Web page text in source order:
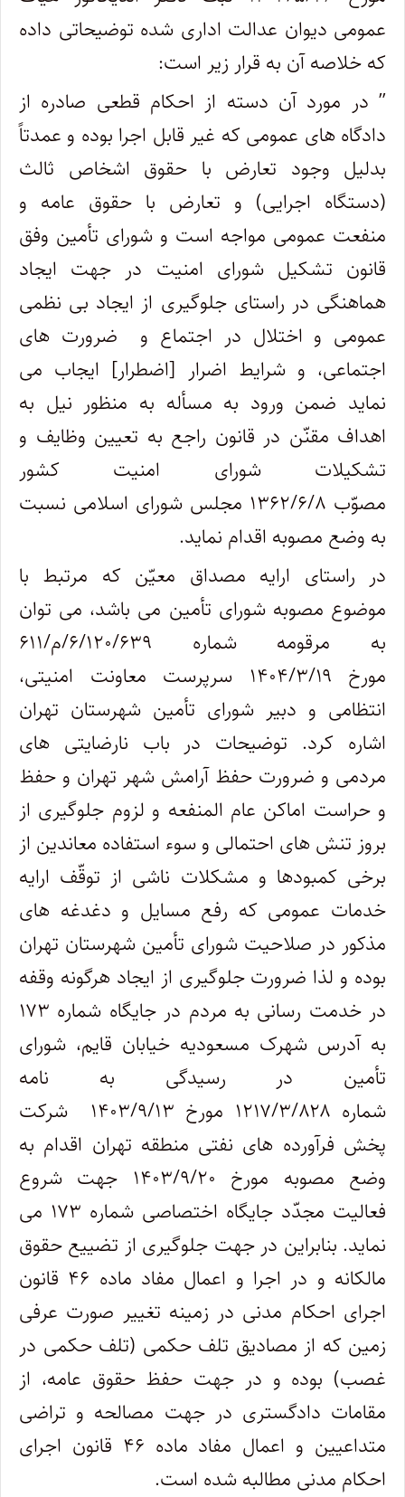
عمومی دیوان عدالت اداری شده توضیحاتی داده
که خلاصه آن به قرار زیر است:
” در مورد آن دسته از احکام قطعی صادره از
دادگاه های عمومی که غیر قابل اجرا بوده و عمدتاً
بدلیل وجود تعارض با حقوق اشخاص ثالث
(دستگاه اجرایی) و تعارض با حقوق عامه و
منفعت عمومی مواجه است و شورای تأمین وفق
قانون تشکیل شورای امنیت در جهت ایجاد
هماهنگی در راستای جلوگیری از ایجاد بی نظمی
عمومی و اختلال در اجتماع و ضرورت های
اجتماعی، و شرایط اضرار [اضطرار] ایجاب می
نماید ضمن ورود به مسأله به منظور نیل به
اهداف مقنّن در قانون راجع به تعیین وظایف و
تشکیلات شورای امنیت کشور
مصوّب ۱۳۶۲/۶/۸ مجلس شورای اسلامی نسبت
به وضع مصوبه اقدام نماید.
در راستای ارایه مصداق معیّن که مرتبط با
موضوع مصوبه شورای تأمین می باشد، می توان
به مرقومه شماره ۶/۱۲۰/۶۳۹/م/۶۱۱
مورخ ۱۴۰۴/۳/۱۹ سرپرست معاونت امنیتی،
انتظامی و دبیر شورای تأمین شهرستان تهران
اشاره کرد. توضیحات در باب نارضایتی های
مردمی و ضرورت حفظ آرامش شهر تهران و حفظ
و حراست اماکن عام المنفعه و لزوم جلوگیری از
بروز تنش های احتمالی و سوء استفاده معاندین از
برخی کمبودها و مشکلات ناشی از توقّف ارایه
خدمات عمومی که رفع مسایل و دغدغه های
مذکور در صلاحیت شورای تأمین شهرستان تهران
بوده و لذا ضرورت جلوگیری از ایجاد هرگونه وقفه
در خدمت رسانی به مردم در جایگاه شماره ۱۷۳
به آدرس شهرک مسعودیه خیابان قایم، شورای
تأمین در رسیدگی به نامه
شماره ۱۲۱۷/۳/۸۲۸ مورخ ۱۴۰۳/۹/۱۳ شرکت
پخش فرآورده های نفتی منطقه تهران اقدام به
وضع مصوبه مورخ ۱۴۰۳/۹/۲۰ جهت شروع
فعالیت مجدّد جایگاه اختصاصی شماره ۱۷۳ می
نماید. بنابراین در جهت جلوگیری از تضییع حقوق
مالکانه و در اجرا و اعمال مفاد ماده ۴۶ قانون
اجرای احکام مدنی در زمینه تغییر صورت عرفی
زمین که از مصادیق تلف حکمی (تلف حکمی در
غصب) بوده و در جهت حفظ حقوق عامه، از
مقامات دادگستری در جهت مصالحه و تراضی
متداعیین و اعمال مفاد ماده ۴۶ قانون اجرای
احکام مدنی مطالبه شده است.